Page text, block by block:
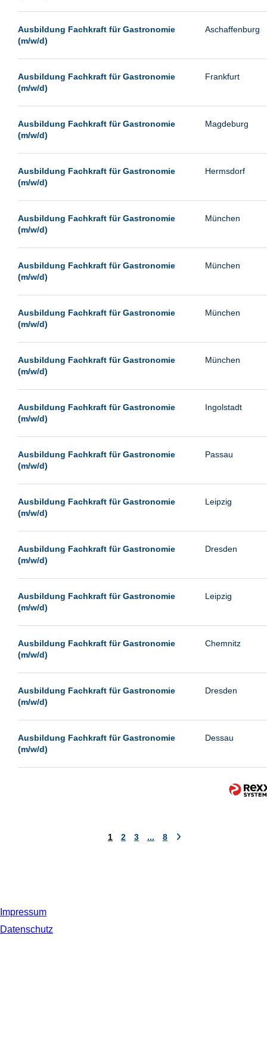
Magdeburg
Mannheim
Neubrandenburg
Neumünster
Passau
Pforzheim
Siegburg
Siegen
Viernheim
Wetzlar
Wust/Brandenburg
Ausbildung Fachkraft für Gastronomie
(m/w/d)
Aschaffenburg
Ausbildung Fachkraft für Gastronomie
(m/w/d)
Frankfurt
Ausbildung Fachkraft für Gastronomie
(m/w/d)
Magdeburg
Ausbildung Fachkraft für Gastronomie
(m/w/d)
Hermsdorf
Ausbildung Fachkraft für Gastronomie
(m/w/d)
München
Ausbildung Fachkraft für Gastronomie
(m/w/d)
München
Ausbildung Fachkraft für Gastronomie
(m/w/d)
München
Ausbildung Fachkraft für Gastronomie
(m/w/d)
München
Ausbildung Fachkraft für Gastronomie
(m/w/d)
Ingolstadt
Ausbildung Fachkraft für Gastronomie
(m/w/d)
Passau
Ausbildung Fachkraft für Gastronomie
(m/w/d)
Leipzig
Ausbildung Fachkraft für Gastronomie
(m/w/d)
Dresden
Ausbildung Fachkraft für Gastronomie
(m/w/d)
Leipzig
Ausbildung Fachkraft für Gastronomie
(m/w/d)
Chemnitz
Ausbildung Fachkraft für Gastronomie
(m/w/d)
Dresden
Ausbildung Fachkraft für Gastronomie
(m/w/d)
Dessau
1 2 3 ... 8
Impressum
Datenschutz